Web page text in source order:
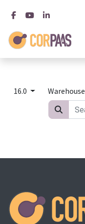
16.0
Warehouse